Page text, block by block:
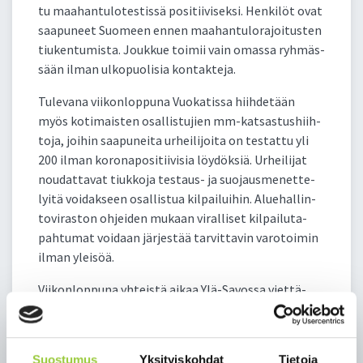
Suostumus Yksityiskohdat Tietoja
tu maa­han­tu­lo­tes­tis­sä po­si­tii­vi­sek­si. Hen­ki­löt ovat
saa­pu­neet Suo­meen en­nen maa­han­tu­lo­ra­joi­tus­ten
tiu­ken­tu­mis­ta. Jouk­kue toi­mii vain omas­sa ryh­mäs­
sään il­man ul­ko­puo­li­sia kon­tak­te­ja.
Tu­le­va­na vii­kon­lop­pu­na Vuo­ka­tis­sa hiih­de­tään
myös ko­ti­mais­ten osal­lis­tu­jien mm-kat­sas­tus­hiih­
to­ja, joi­hin saa­pu­nei­ta ur­hei­li­joi­ta on tes­tat­tu yli
200 il­man ko­ro­na­po­si­tii­vi­sia löy­dök­siä. Ur­hei­li­jat
nou­dat­ta­vat tiuk­ko­ja tes­taus- ja suo­jaus­me­net­te­
lyi­tä voi­dak­seen osal­lis­tua kil­pai­lui­hin. Alue­hal­lin­
to­vi­ras­ton oh­jei­den mu­kaan vi­ral­li­set kil­pai­lu­ta­
pah­tu­mat voi­daan jär­jes­tää tar­vit­ta­vin va­ro­toi­min
il­man ylei­söä.
Vii­kon­lop­pu­na yh­teis­tä ai­kaa Ylä-Sa­vos­sa viet­tä­
nees­sä seu­ruees­sa on to­det­tu usei­ta tar­tun­to­ja,
jois­ta kai­nuu­lai­sis­ta yh­del­lä kuh­mo­lai­sel­la ja kah­